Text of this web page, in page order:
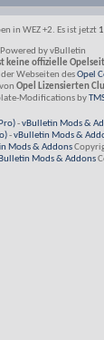
in WEZ +2. Es ist jetzt
Powered by vBulletin
keine offizielle
Webseiten desOpel
Opel Lizensierten
Modifications by
-vBulletin Mods &
-vBulletin Mods &
Mods & Addons
Mods & Addons